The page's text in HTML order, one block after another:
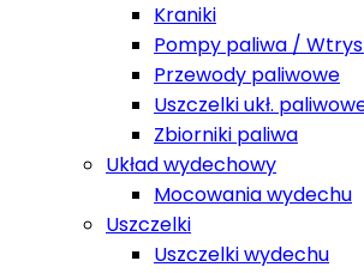
Kraniki
Pompy paliwa /
Przewody paliwowe
Uszczelki ukł.
Zbiorniki paliwa
Układ wydechowy
Mocowania wydechu
Uszczelki
Uszczelki wydechu